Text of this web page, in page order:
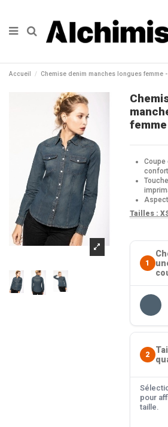
Accueil Chemise denim manches longues femme
Coupe
Tailles :
1
2
pour
taille.